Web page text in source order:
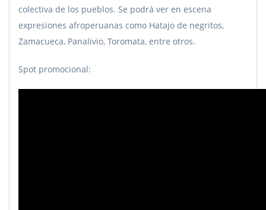
colectiva de los pueblos. Se podrá ver en escena
expresiones afroperuanas como Hatajo de negritos,
Zamacueca, Panalivio, Toromata, entre otros.
Spot promocional: